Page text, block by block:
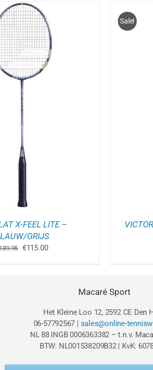
X-FEEL LITE –
GRIJS
Oorspronkelijke
€115.00Huidige
Sale!
AAN WINKELWAGEN
DETAILS
Macaré Sport
Het Kleine Loo 12, 2592 CE Den
06-57792567 | sales@online-
NL 88 INGB 0006363382 – t.n.v.
BTW: NL001538209B32 | KvK: